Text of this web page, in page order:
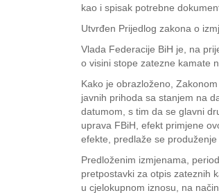
kao i spisak potrebne
Utvrđen Prijedlog zakona o
Vlada Federacije BiH je, na
o visini stope zatezne kamate
Kako je obrazloženo,
javnih prihoda sa stanjem na
datumom, s tim da se glavni
uprava FBiH, efekt primjene
efekte, predlaže se
Predloženim izmjenama,
pretpostavki za otpis zateznih
u cjelokupnom iznosu, na